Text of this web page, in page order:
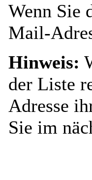
Wenn Sie
Mail-
Hinweis:
der Liste
Adresse
Sie im